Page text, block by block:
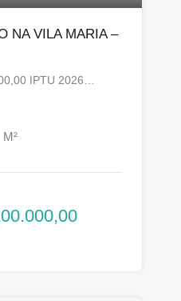
NA VILA MARIA –
IPTU 2026…
M²